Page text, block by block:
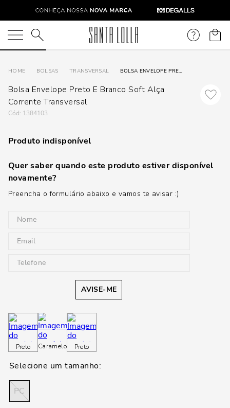
O que você está procurando?
BOLSAS TRANSVERSAL BOLSA ENVELOPE PRETO E BRANCO SOFT ALÇA CORRENTE TRANSVERSAL
Bolsa Envelope Preto E Branco Soft Alça
Corrente Transversal
: 1384103
Produto indisponível
Quer saber quando este produto estiver disponível
novamente?
Preencha o formulário abaixo e vamos te avisar :)
AVISE-ME
Preto Caramelo Preto
PC